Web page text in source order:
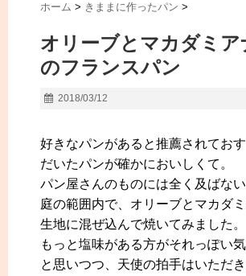
ホーム > きままに作ったパン >
オリーブとマカダミア
のフランスパン
2018/03/12
好きなパンがあると推薦されてお
だいたパンが確かにおいしくて。
パン屋さんのものには全く及ばな
庭の範囲内で、オリーブとマカダ
生地に混ぜ込んで焼いてみました。
もっと塩味がある方がそれっぽい
と思いつつ、天使の拍手はいただき